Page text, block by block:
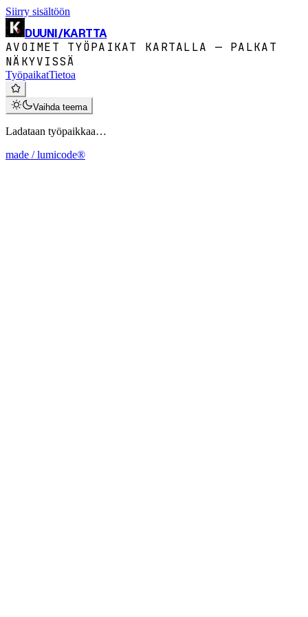
Siirry sisältöön
DUUNI/KARTTA
AVOIMET TYÖPAIKAT KARTALLA — PALKAT
NÄKYVISSÄ
TyöpaikatTietoa
Vaihda teema
Ladataan työpaikkaa…
made / lumicode®